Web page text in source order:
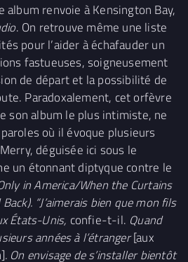
renvoie à Kensington Bay,
. On retrouve même une liste
pour l’aider à échafauder un
fastueuses, soigneusement
de départ et la possibilité de
Paradoxalement, cet orfèvre
son album le plus intimiste, ne
où il évoque plusieurs
déguisée ici sous le
un étonnant diptyque contre le
in America/When the Curtains
“J’aimerais bien que mon fils
États-Unis, confie-t-il. Quand
années à l’étranger[aux
. On envisage de s’installer bientôt